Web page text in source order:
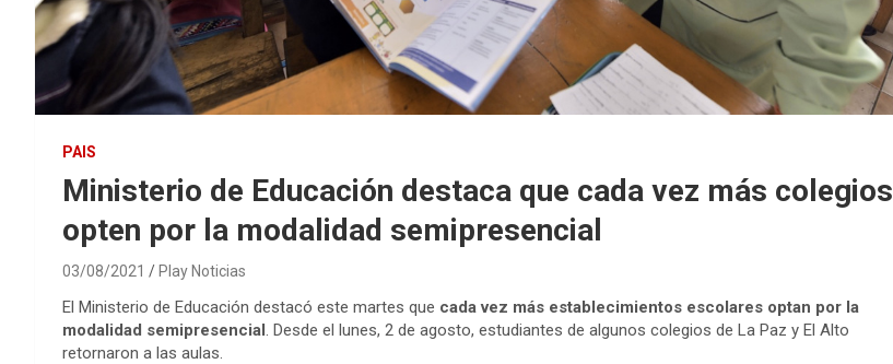
PAIS
Ministerio de Educación destaca que cada vez más colegios
opten por la modalidad semipresencial
03/08/2021 Play Noticias
El Ministerio de Educación destacó este martes que cada vez más establecimientos escolares optan por la
modalidad semipresencial. Desde el lunes, 2 de agosto, estudiantes de algunos colegios de La Paz y El Alto
retornaron a las aulas.